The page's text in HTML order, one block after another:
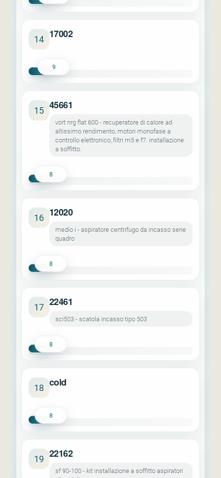
14 17002
9
15 45661
vort nrg flat 600 - recuperatore di calore ad
altissimo rendimento, motori monofase a
controllo elettronico, filtri m5 e f7. installazione
a soffitto.
8
16 12020
medio i - aspiratore centrifugo da incasso serie
quadro
8
17 22461
sci503 - scatola incasso tipo 503
8
18 cold
8
19 22162
sf 90-100 - kit installazione a soffitto aspiratori